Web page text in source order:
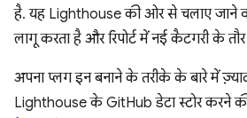
है. यह Lighthouse की ओर से चलाए जाने
लागू करता है और रिपोर्ट में नई कैटगरी के तौर
अपना प्लग इन बनाने के तरीके के बारे में
Lighthouse के GitHub डेटा स्टोर करने